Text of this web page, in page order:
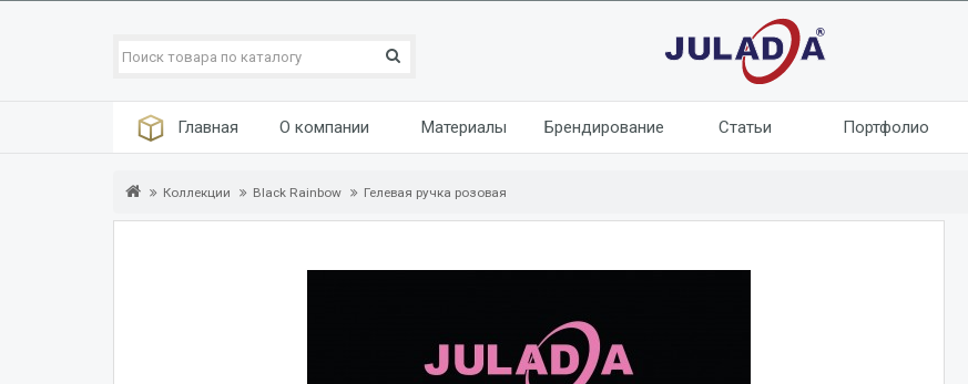
Главная О компании Материалы Брендирование Статьи Портфолио
Коллекции Black Rainbow Гелевая ручка розовая